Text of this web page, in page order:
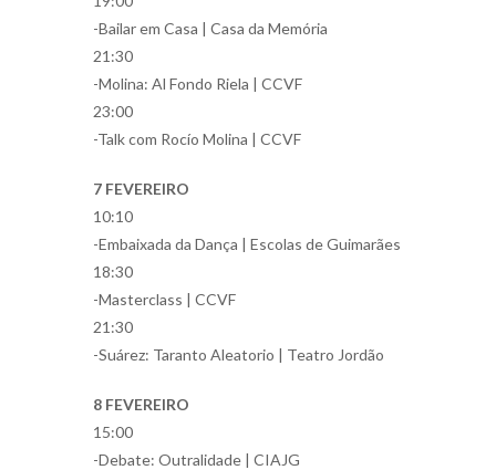
-Bailar em Casa | Casa da Memória
21:30
-Molina: Al Fondo Riela | CCVF
23:00
-Talk com Rocío Molina | CCVF
7 FEVEREIRO
10:10
-Embaixada da Dança | Escolas de Guimarães
18:30
-Masterclass | CCVF
21:30
-Suárez: Taranto Aleatorio | Teatro Jordão
8 FEVEREIRO
15:00
-Debate: Outralidade | CIAJG